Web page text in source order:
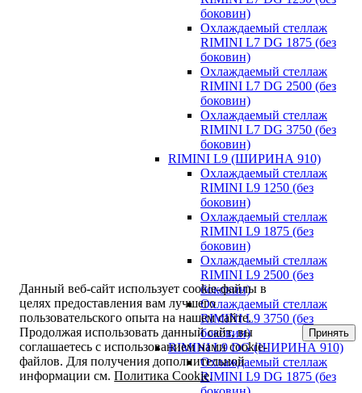
боковин)
Охлаждаемый стеллаж
RIMINI L7 DG 1875 (без
боковин)
Охлаждаемый стеллаж
RIMINI L7 DG 2500 (без
боковин)
Охлаждаемый стеллаж
RIMINI L7 DG 3750 (без
боковин)
RIMINI L9 (ШИРИНА 910)
Охлаждаемый стеллаж
RIMINI L9 1250 (без
боковин)
Охлаждаемый стеллаж
RIMINI L9 1875 (без
боковин)
Охлаждаемый стеллаж
RIMINI L9 2500 (без
боковин)
Охлаждаемый стеллаж
RIMINI L9 3750 (без
боковин)
RIMINI L9 DG (ШИРИНА 910)
Охлаждаемый стеллаж
RIMINI L9 DG 1875 (без
Данный веб-сайт использует cookie-файлы в
целях предоставления вам лучшего
пользовательского опыта на нашем сайте.
Продолжая использовать данный сайт, вы
соглашаетесь с использованием нами cookie-
файлов. Для получения дополнительной
информации см.Политика Cookie.
Принять